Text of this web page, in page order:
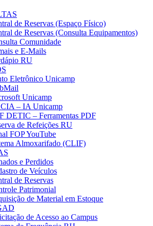
de Reservas (Espaço Físico)
de Reservas (Consulta Equipamentos)
Comunidade
e E-Mails
RU
Eletrônico Unicamp
Unicamp
– IA Unicamp
DETIC – Ferramentas PDF
de Refeições RU
FOP YouTube
Almoxarifado (CLIF)
e Perdidos
de Veículos
de Reservas
Patrimonial
de Material em Estoque
de Acesso ao Campus